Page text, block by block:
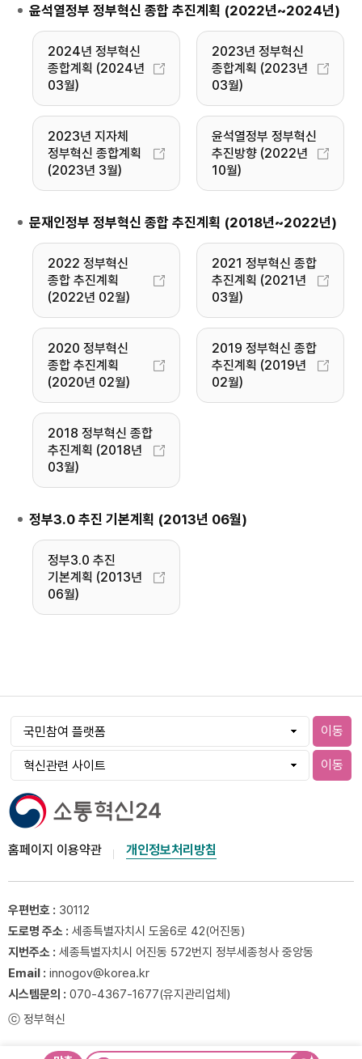
윤석열정부 정부혁신 종합 추진계획 (2022년~2024년)
2024년 정부혁신
종합계획 (2024년
03월)
2023년 정부혁신
종합계획 (2023년
03월)
2023년 지자체
정부혁신 종합계획
(2023년 3월)
윤석열정부 정부혁신
추진방향 (2022년
10월)
문재인정부 정부혁신 종합 추진계획 (2018년~2022년)
2022 정부혁신
종합 추진계획
(2022년 02월)
2021 정부혁신 종합
추진계획 (2021년
03월)
2020 정부혁신
종합 추진계획
(2020년 02월)
2019 정부혁신 종합
추진계획 (2019년
02월)
2018 정부혁신 종합
추진계획 (2018년
03월)
정부3.0 추진 기본계획 (2013년 06월)
정부3.0 추진
기본계획 (2013년
06월)
이동
이동
홈페이지 이용약관 개인정보처리방침
우편번호 : 30112
도로명 주소 : 세종특별자치시 도움6로 42(어진동)
지번주소 : 세종특별자치시 어진동 572번지 정부세종청사 중앙동
Email : innogov@korea.kr
시스템문의 : 070-4367-1677(유지관리업체)
ⓒ 정부혁신